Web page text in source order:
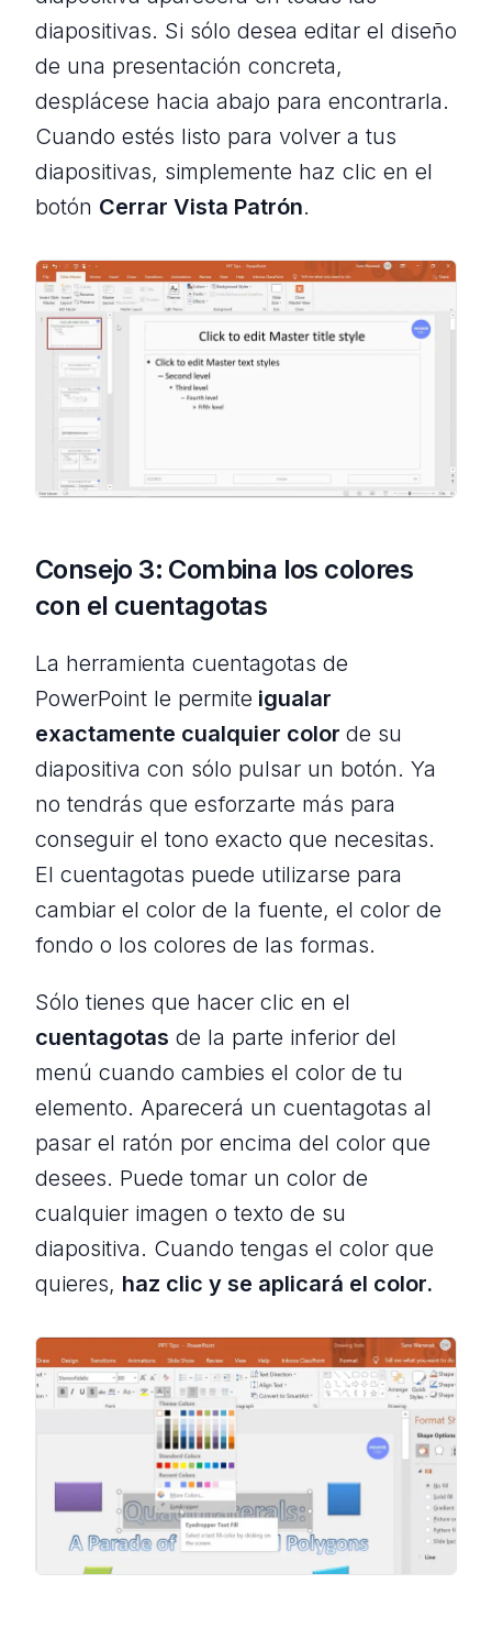
diapositivas. Si sólo desea editar el diseño
de una presentación concreta,
desplácese hacia abajo para encontrarla.
Cuando estés listo para volver a tus
diapositivas, simplemente haz clic en el
botón Cerrar Vista Patrón.
Consejo 3: Combina los colores
con el cuentagotas
La herramienta cuentagotas de
PowerPoint le permite igualar
exactamente cualquier color de su
diapositiva con sólo pulsar un botón. Ya
no tendrás que esforzarte más para
conseguir el tono exacto que necesitas.
El cuentagotas puede utilizarse para
cambiar el color de la fuente, el color de
fondo o los colores de las formas.
Sólo tienes que hacer clic en el
cuentagotas de la parte inferior del
menú cuando cambies el color de tu
elemento. Aparecerá un cuentagotas al
pasar el ratón por encima del color que
desees. Puede tomar un color de
cualquier imagen o texto de su
diapositiva. Cuando tengas el color que
quieres, haz clic y se aplicará el color.